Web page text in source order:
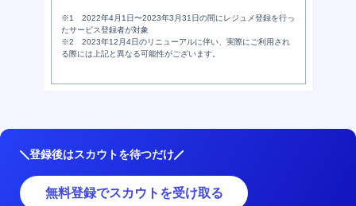
※1 2022年4月1日〜2023年3月31日の間にレジュメ登録を行っ
たサービス登録者が対象
※2 2023年12月4日のリニューアルに伴い、実際にご利用され
る際には上記と異なる可能性がございます。
登録後はスカウトを待つだけ
無料登録でスカウトを受け取る